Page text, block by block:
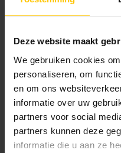
Deze website maakt
We gebruiken cookies
personaliseren, om
en om ons
informatie over uw
partners voor social
partners kunnen deze
informatie die u aan ze
pir dakisolatie
VAN GELDER
Isolatie
Op voorraad in
VAN GELDER
Damp dichte
Op voorraad in